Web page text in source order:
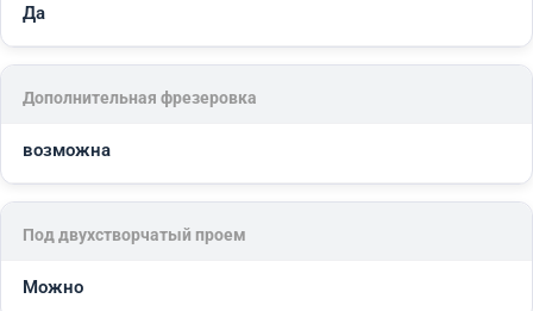
Да
Дополнительная фрезеровка
возможна
Под двухстворчатый проем
Можно